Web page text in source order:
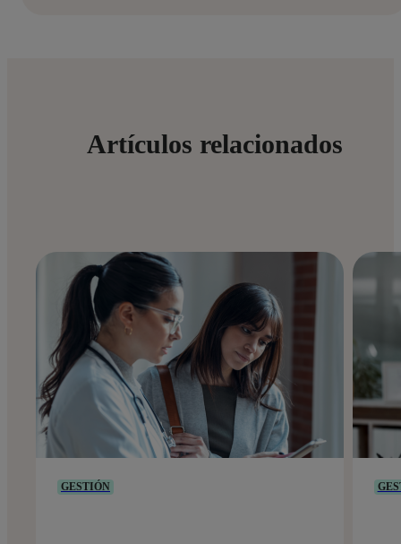
Artículos relacionados
GESTIÓN